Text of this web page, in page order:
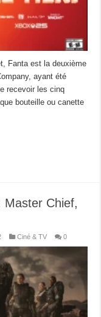
Fanta est la deuxième
ayant été
recevoir les cinq
bouteille ou canette
Master Chief,
Ciné & TV 0